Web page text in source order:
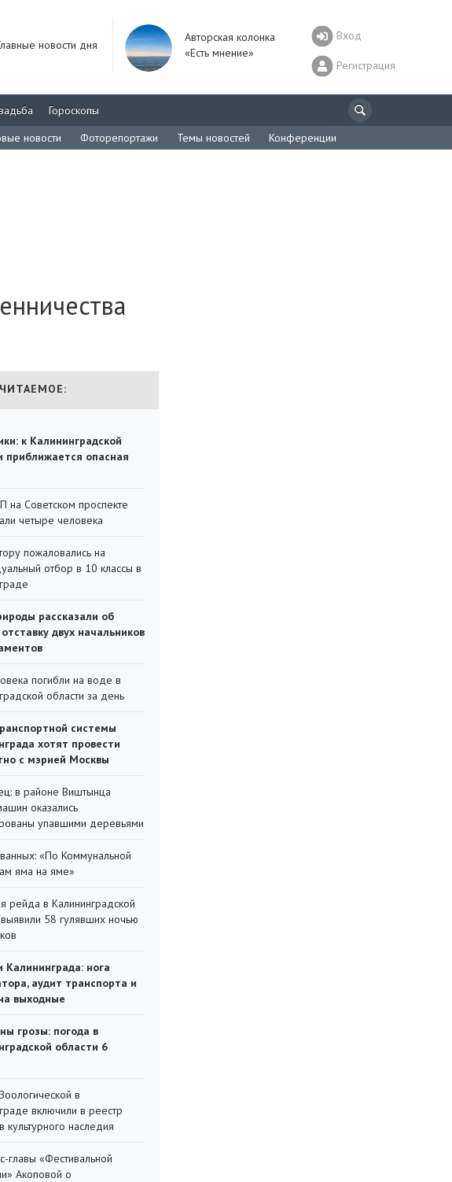
новости дня
Авторская колонка
«Есть мнение»
Вход
Регистрация
Гороскопы
новости Фоторепортажи Темы новостей Конференции
к Калининградской
приближается опасная
Советском проспекте
четыре человека
пожаловались на
отбор в 10 классы в
рассказали об
двух начальников
погибли на воде в
области за день
системы
хотят провести
с мэрией Москвы
в районе Виштынца
оказались
упавшими деревьями
«По Коммунальной
яма на яме»
рейда в Калининградской
58 гулявших ночью
Калининграда: нога
аудит транспорта и
выходные
грозы: погода в
области 6
в
включили в реестр
культурного наследия
главы «Фестивальной
Акоповой о